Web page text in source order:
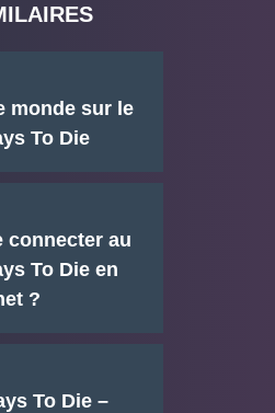
monde sur le
To Die
connecter au
To Die en
?
To Die –